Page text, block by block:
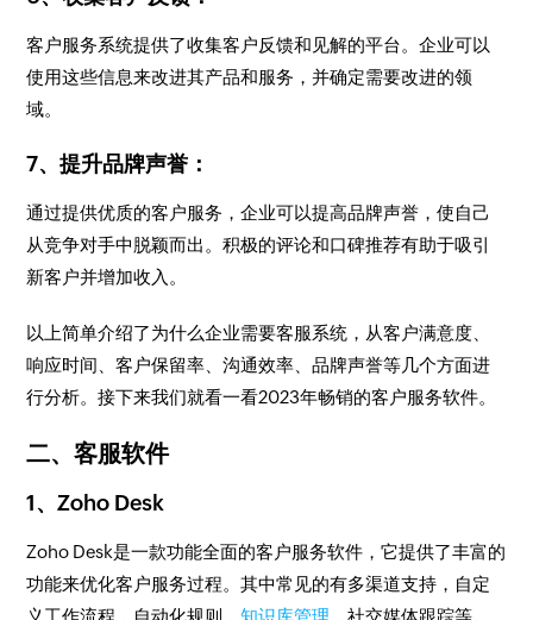
客户服务系统提供了收集客户反馈和见解的平台。企业可以
使用这些信息来改进其产品和服务，并确定需要改进的领
域。
7、提升品牌声誉：
通过提供优质的客户服务，企业可以提高品牌声誉，使自己
从竞争对手中脱颖而出。积极的评论和口碑推荐有助于吸引
新客户并增加收入。
以上简单介绍了为什么企业需要客服系统，从客户满意度、
响应时间、客户保留率、沟通效率、品牌声誉等几个方面进
行分析。接下来我们就看一看2023年畅销的客户服务软件。
二、客服软件
1、Zoho Desk
Zoho Desk是一款功能全面的客户服务软件，它提供了丰富的
功能来优化客户服务过程。其中常见的有多渠道支持，自定
义工作流程，自动化规则，知识库管理 ，社交媒体跟踪等。